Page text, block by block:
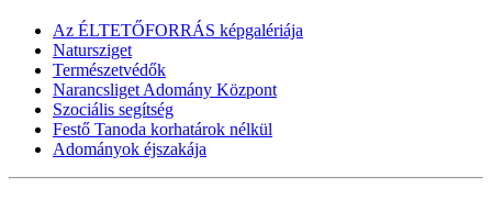
Az ÉLTETŐFORRÁS képgalériája
Natursziget
Természetvédők
Narancsliget Adomány Központ
Szociális segítség
Festő Tanoda korhatárok nélkül
Adományok éjszakája